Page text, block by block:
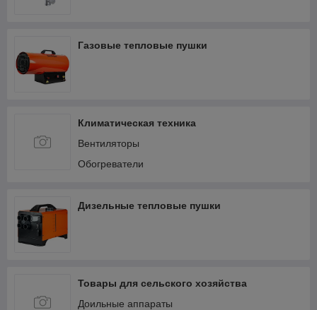
Газовые тепловые пушки
Климатическая техника
Вентиляторы
Обогреватели
Дизельные тепловые пушки
Товары для сельского хозяйства
Доильные аппараты